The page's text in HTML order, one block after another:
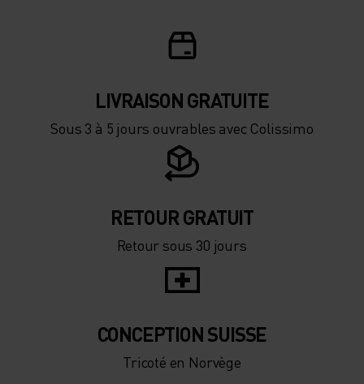
-5°
-15°
-20°
-25°
-30°
-5°
-15°
-20°
-25°
-30°
LIVRAISON GRATUITE
Sous 3 à 5 jours ouvrables avec Colissimo
RETOUR GRATUIT
Retour sous 30 jours
CONCEPTION SUISSE
Tricoté en Norvège